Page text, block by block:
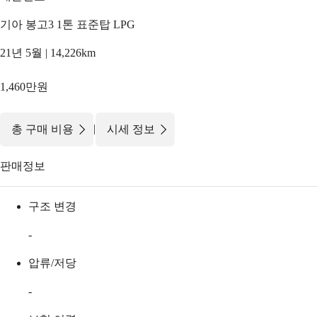
기아 봉고3 1톤 표준탑 LPG
21년 5월 | 14,226km
1,460만원
총 구매 비용 | 시세 정보
판매정보
구조 변경
-
압류/저당
-